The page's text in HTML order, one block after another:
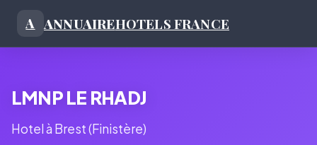
A ANNUAIREHOTELS FRANCE
LMNP LE RHADJ
Hotel à Brest (Finistère)